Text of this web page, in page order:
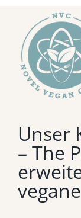
springen
Unser
– The